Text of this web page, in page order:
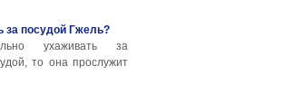
за посудой Гжель?
ухаживать за
то она прослужит